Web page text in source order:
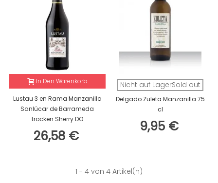
In Den Warenkorb
Lustau 3 en Rama Manzanilla
Sanlúcar de Barrameda
trocken Sherry DO
26,58 €
Nicht auf LagerSold out
Delgado Zuleta Manzanilla 75
cl
9,95 €
1 - 4 von 4 Artikel(n)